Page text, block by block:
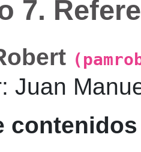
7.
: Juan
contenidos